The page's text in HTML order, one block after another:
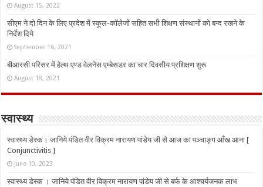
August 15, 2022
सीएम ने दो दिन के लिए प्रदेश में स्कूल-कॉलेजों सहित सभी शिक्षण संस्थानों को बन्द रखने के
निर्देश दिये
September 16, 2021
बीआरसी परिसर में हेल्थ एण्ड वेलनेस एम्बेसडर का चार दिवसीय प्रशिक्षण शुरू
August 18, 2021
स्वास्थ्य
स्वास्थ्य डेस्क। जानिये पंडित वीर विक्रम नारायण पांडेय जी से आज का पञ्चाङ्ग आँख आना [
Conjunctivitis ]
June 10, 2023
स्वास्थ्य डेस्क । जानिये पंडित वीर विक्रम नारायण पांडेय जी से बर्फ के आश्चर्यजनक लाभ